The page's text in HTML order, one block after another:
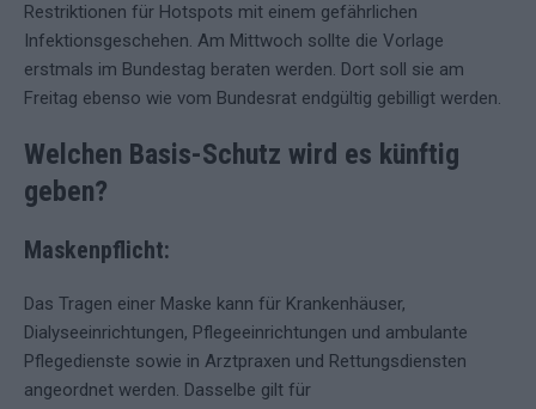
Restriktionen für Hotspots mit einem gefährlichen
Infektionsgeschehen. Am Mittwoch sollte die Vorlage
erstmals im Bundestag beraten werden. Dort soll sie am
Freitag ebenso wie vom Bundesrat endgültig gebilligt werden.
Welchen Basis-Schutz wird es künftig
geben?
Maskenpflicht:
Das Tragen einer Maske kann für Krankenhäuser,
Dialyseeinrichtungen, Pflegeeinrichtungen und ambulante
Pflegedienste sowie in Arztpraxen und Rettungsdiensten
angeordnet werden. Dasselbe gilt für